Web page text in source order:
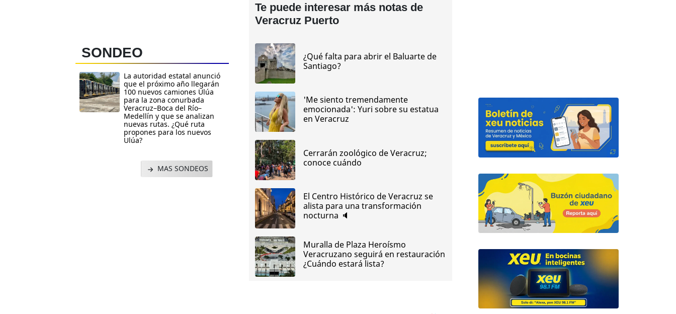
SONDEO
La autoridad estatal anunció
que el próximo año llegarán
100 nuevos camiones Ulúa
para la zona conurbada
Veracruz–Boca del Río–
Medellín y que se analizan
nuevas rutas. ¿Qué ruta
propones para los nuevos
Ulúa?
MAS SONDEOS
Te puede interesar más notas de
Veracruz Puerto
¿Qué falta para abrir el Baluarte de
Santiago?
'Me siento tremendamente
emocionada': Yuri sobre su estatua
en Veracruz
Cerrarán zoológico de Veracruz;
conoce cuándo
El Centro Histórico de Veracruz se
alista para una transformación
nocturna 🔈
Muralla de Plaza Heroísmo
Veracruzano seguirá en restauración
¿Cuándo estará lista?